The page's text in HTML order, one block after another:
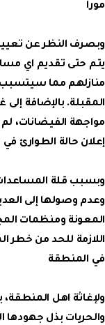
مورا
وبصرف النظر عن
يتم حتى تقديم اي
منازلهم مما سيتسبب
المقبلة. بالإضافة
مواجهة الفيضانات،
إعلان حالة الطوارئ
وبسبب قلة
وعدم وصولها إلى
المعونة ومنظمات
اللازمة للحد من خطر
في المنطقة
ولإغاثة اهل المنطقة،
والحريات بذل جهودها